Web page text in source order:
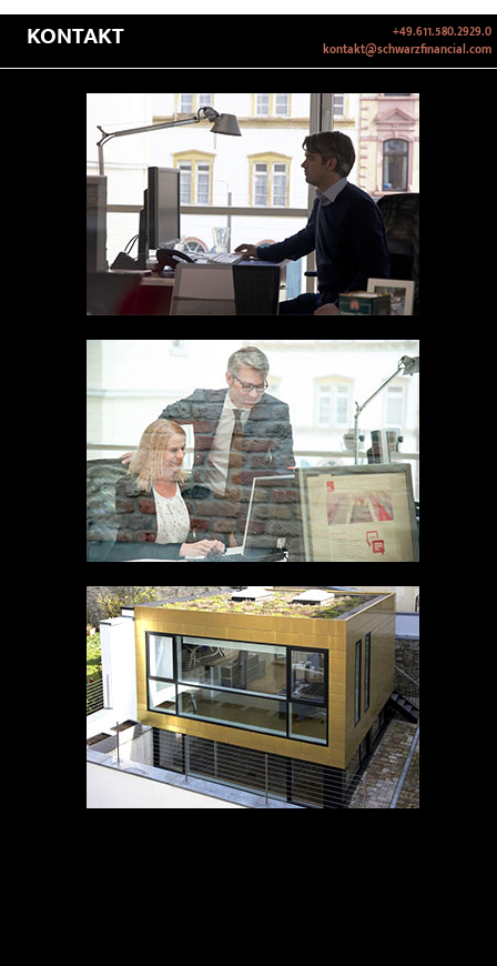
KONTAKT
+49.611.580.2929.0
kontakt@schwarzfinancial.com